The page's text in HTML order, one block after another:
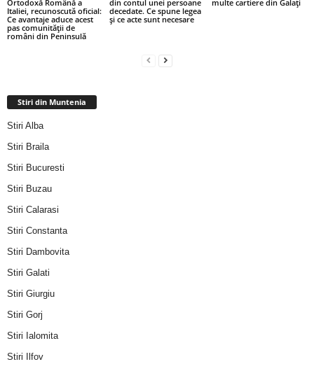
Ortodoxă Română a
Italiei, recunoscută oficial:
Ce avantaje aduce acest
pas comunității de
români din Peninsulă
din contul unei persoane
decedate. Ce spune legea
și ce acte sunt necesare
multe cartiere din Galați
Stiri din Muntenia
Stiri Alba
Stiri Braila
Stiri Bucuresti
Stiri Buzau
Stiri Calarasi
Stiri Constanta
Stiri Dambovita
Stiri Galati
Stiri Giurgiu
Stiri Gorj
Stiri Ialomita
Stiri Ilfov